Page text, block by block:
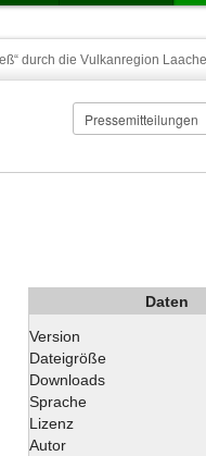
durch die Vulkanregion
Daten
Version
Dateigröße
Downloads
Sprache
Lizenz
Autor